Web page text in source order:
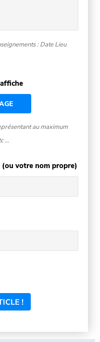
: Date Lieu
au maximum
...
(ou votre nom propre)